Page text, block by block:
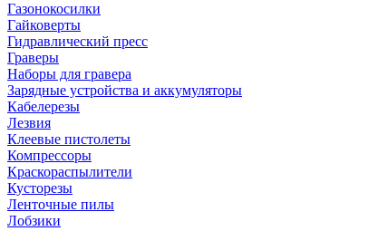
Газонокосилки
Гайковерты
Гидравлический пресс
Граверы
Наборы для гравера
Зарядные устройства и аккумуляторы
Кабелерезы
Лезвия
Клеевые пистолеты
Компрессоры
Краскораспылители
Кусторезы
Ленточные пилы
Лобзики